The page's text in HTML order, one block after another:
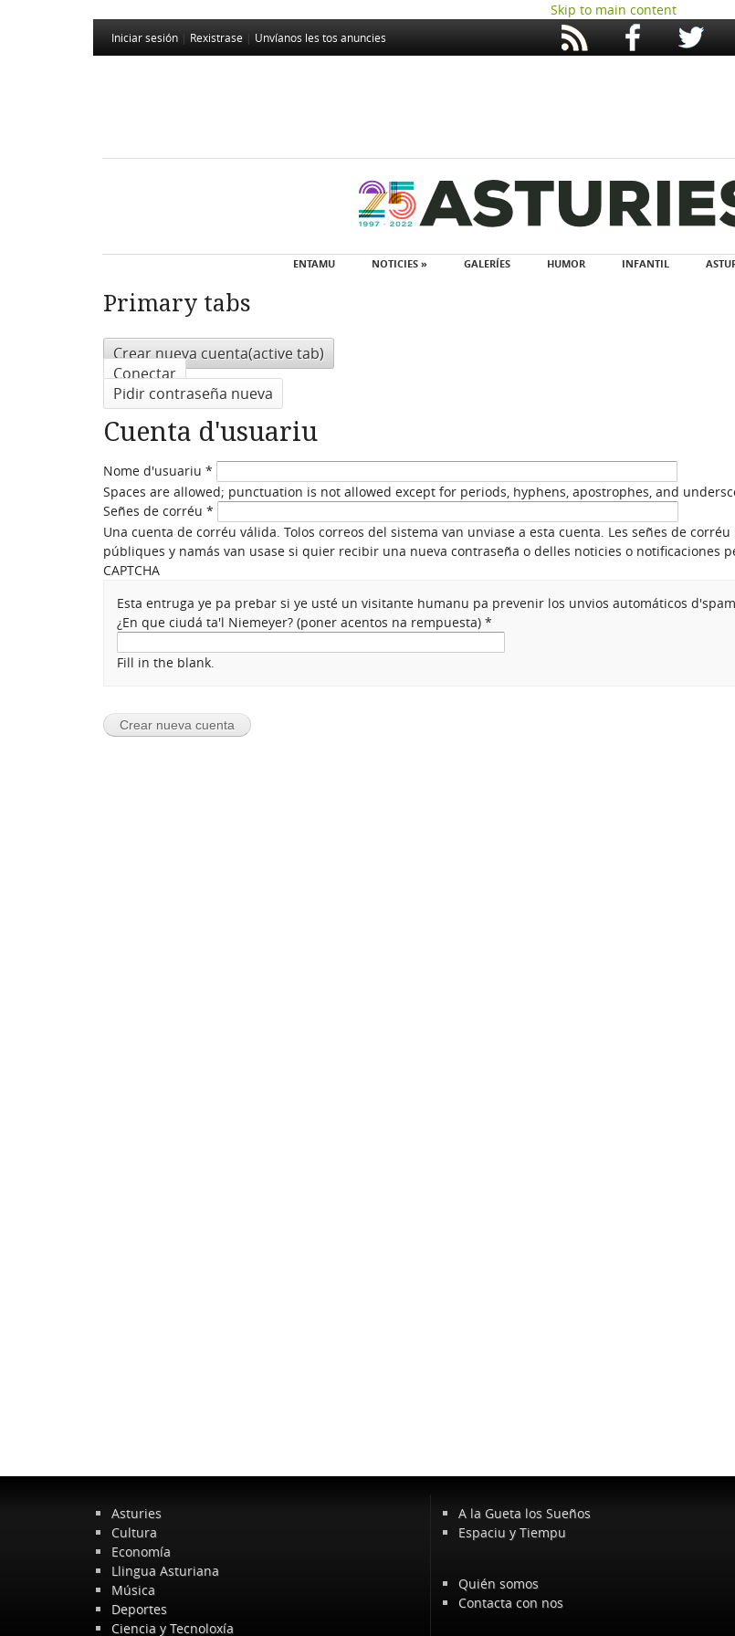
Skip to main content
Iniciar sesión Rexistrase Unvíanos les tos anuncies
ENTAMU NOTICIES » GALERÍES HUMOR INFANTIL
Primary tabs
Crear nueva cuenta(active tab)
Conectar
Pidir contraseña nueva
Cuenta d'usuariu
Nome d'usuariu *
Spaces are allowed; punctuation is not allowed except for periods, hyphens, apostrophes, and
Señes de corréu *
Una cuenta de corréu válida. Tolos correos del sistema van unviase a esta cuenta. Les señes de
públiques y namás van usase si quier recibir una nueva contraseña o delles noticies o notificaciones
CAPTCHA
Esta entruga ye pa prebar si ye usté un visitante humanu pa prevenir los unvios automáticos
¿En que ciudá ta'l Niemeyer? (poner acentos na rempuesta)*
Fill in the blank.
Asturies
Cultura
Economía
Llingua Asturiana
Música
Deportes
Ciencia y Tecnoloxía
A la Gueta los Sueños
Espaciu y Tiempu
Quién somos
Contacta con nos